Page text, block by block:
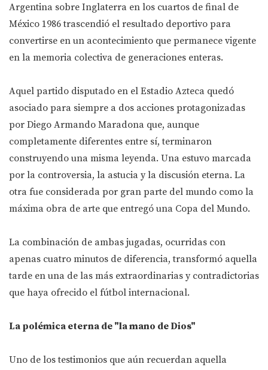
Argentina sobre Inglaterra en los cuartos de final de
México 1986 trascendió el resultado deportivo para
convertirse en un acontecimiento que permanece vigente
en la memoria colectiva de generaciones enteras.
Aquel partido disputado en el Estadio Azteca quedó
asociado para siempre a dos acciones protagonizadas
por Diego Armando Maradona que, aunque
completamente diferentes entre sí, terminaron
construyendo una misma leyenda. Una estuvo marcada
por la controversia, la astucia y la discusión eterna. La
otra fue considerada por gran parte del mundo como la
máxima obra de arte que entregó una Copa del Mundo.
La combinación de ambas jugadas, ocurridas con
apenas cuatro minutos de diferencia, transformó aquella
tarde en una de las más extraordinarias y contradictorias
que haya ofrecido el fútbol internacional.
La polémica eterna de "la mano de Dios"
Uno de los testimonios que aún recuerdan aquella